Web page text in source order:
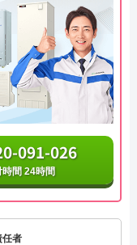
091-026
時間 24時間
者